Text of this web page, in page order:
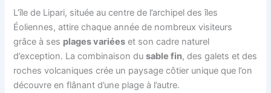
L’île de Lipari, située au centre de l’archipel des îles
Éoliennes, attire chaque année de nombreux visiteurs
grâce à ses plages variées et son cadre naturel
d’exception. La combinaison dusable fin, des galets et des
roches volcaniques crée un paysage côtier unique que l’on
découvre en flânant d’une plage à l’autre.